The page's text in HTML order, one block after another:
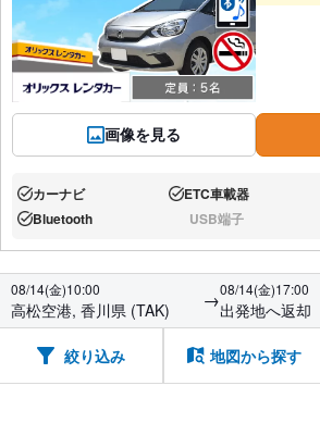
画像を見る
あり:カーナビ あり:ETC車載器
あり:Bluetooth なし:USB端子
08/14(金)10:00
高松空港, 香川県 (TAK) →08/14(金)17:00
出発地へ返却
絞り込み 地図から探す